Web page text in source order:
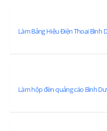
Làm Bảng Hiệu Điện Thoại Bình
Làm hộp đèn quảng cáo Bình